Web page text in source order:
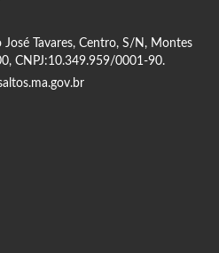
Tavares, Centro, S/N, Montes
CNPJ:10.349.959/0001-90.